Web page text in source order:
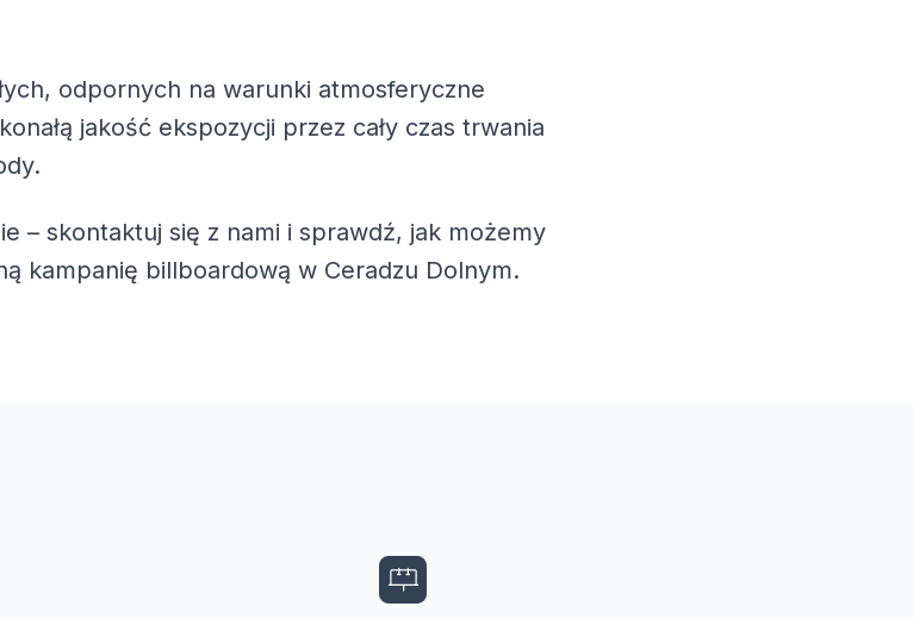
odpornych na warunki atmosferyczne
jakość ekspozycji przez cały czas trwania
– skontaktuj się z nami i sprawdź, jak możemy
kampanię billboardową w Ceradzu Dolnym.